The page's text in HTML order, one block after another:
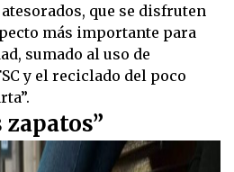
que se disfruten
más importante para
sumado al uso de
y el reciclado del poco
zapatos”